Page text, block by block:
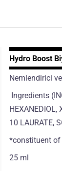
Hydro Boost
Nemlendirici
Ingredients
HEXANEDIOL,
10 LAURATE,
*constituent
25 ml